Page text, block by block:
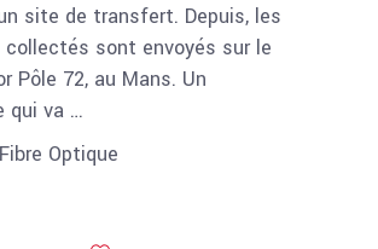
site de transfert. Depuis, les
sont envoyés sur le
Pôle 72, au Mans. Un
qui va …
Optique